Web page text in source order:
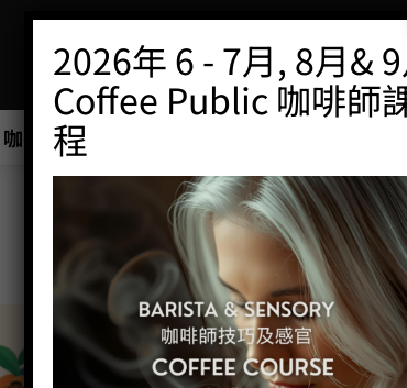
咖啡班/工作坊 優惠最
2026年 6 - 7月, 8月&
Coffee Public 咖啡師
程